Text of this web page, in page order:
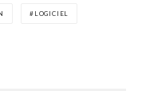
LOGICIEL